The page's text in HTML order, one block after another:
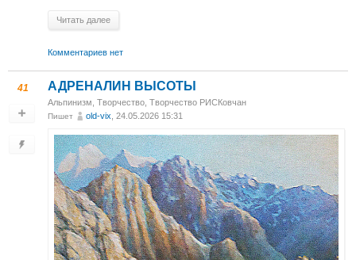
Читать далее
Комментариев нет
41 АДРЕНАЛИН ВЫСОТЫ
Альпинизм Творчество Творчество РИСКовчан
Пишет old-vix , 24.05.2026 15:31